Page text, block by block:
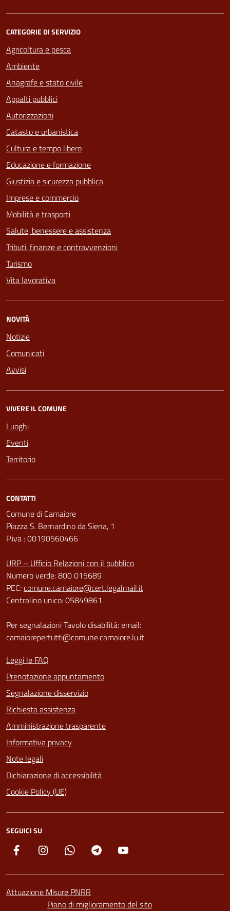
CATEGORIE DI SERVIZIO
Agricoltura e pesca
Ambiente
Anagrafe e stato civile
Appalti pubblici
Autorizzazioni
Catasto e urbanistica
Cultura e tempo libero
Educazione e formazione
Giustizia e sicurezza pubblica
Imprese e commercio
Mobilità e trasporti
Salute, benessere e assistenza
Tributi, finanze e contravvenzioni
Turismo
Vita lavorativa
NOVITÀ
Notizie
Comunicati
Avvisi
VIVERE IL COMUNE
Luoghi
Eventi
Territorio
CONTATTI
Comune di Camaiore
Piazza S. Bernardino da Siena, 1
P.iva : 00190560466
URP – Ufficio Relazioni con il pubblico
Numero verde: 800 015689
PEC:comune.camaiore@cert.legalmail.it
Centralino unico: 05849861
Per segnalazioni Tavolo disabilità: email:
camaiorepertutti@comune.camaiore.lu.it
Leggi le FAQ
Prenotazione appuntamento
Segnalazione disservizio
Richiesta assistenza
Amministrazione trasparente
Informativa privacy
Note legali
Dichiarazione di accessibilità
Cookie Policy (UE)
SEGUICI SU
Facebook Instagram Whatsapp Telegram
Attuazione Misure PNRR
Piano di miglioramento del sito